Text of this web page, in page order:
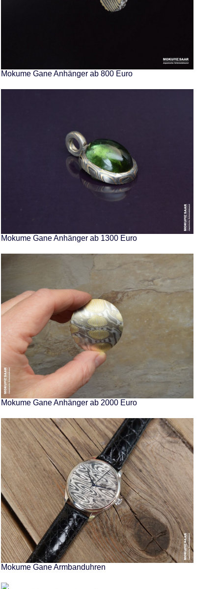
Mokume Gane Anhänger ab 800 Euro
Mokume Gane Anhänger ab 1300 Euro
Mokume Gane Anhänger ab 2000 Euro
Mokume Gane Armbanduhren